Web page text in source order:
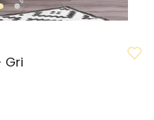
Gri